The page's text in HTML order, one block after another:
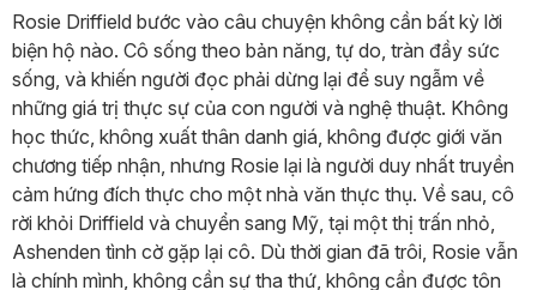
Rosie Driffield bước vào câu chuyện không cần bất kỳ lời
biện hộ nào. Cô sống theo bản năng, tự do, tràn đầy sức
sống, và khiến người đọc phải dừng lại để suy ngẫm về
những giá trị thực sự của con người và nghệ thuật. Không
học thức, không xuất thân danh giá, không được giới văn
chương tiếp nhận, nhưng Rosie lại là người duy nhất truyền
cảm hứng đích thực cho một nhà văn thực thụ. Về sau, cô
rời khỏi Driffield và chuyển sang Mỹ, tại một thị trấn nhỏ,
Ashenden tình cờ gặp lại cô. Dù thời gian đã trôi, Rosie vẫn
là chính mình, không cần sự tha thứ, không cần được tôn